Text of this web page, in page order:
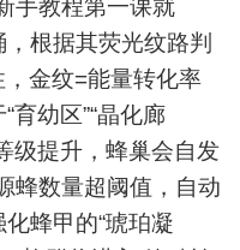
手教程第一课就
根据其荧光纹路判
金纹=能量转化率
育幼区”“晶化廊
级提升，蜂巢会自发
数量超阈值，自动
蜂甲的“琥珀凝